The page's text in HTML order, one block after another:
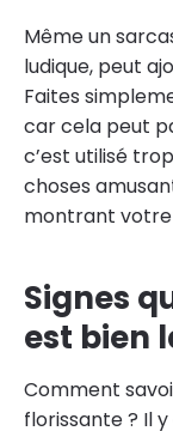
Même un
ludique, peut
Faites
car cela peut
c’est utilisé
choses
montrant votre
Signes
est bien
Comment
florissante ? Il